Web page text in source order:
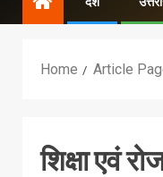
Home Article
शिक्षा एवं